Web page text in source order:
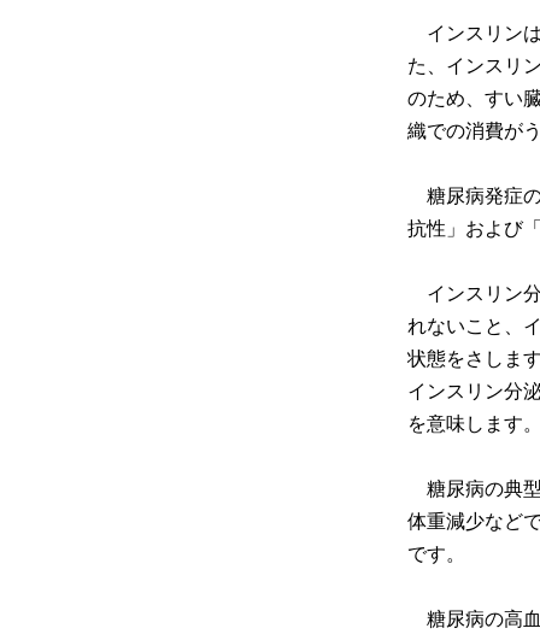
インスリン
た、インスリ
のため、すい
織での消費が
糖尿病発症
抗性」および
インスリン
れないこと、
状態をさしま
インスリン分
を意味します
糖尿病の典
体重減少など
です。
糖尿病の高